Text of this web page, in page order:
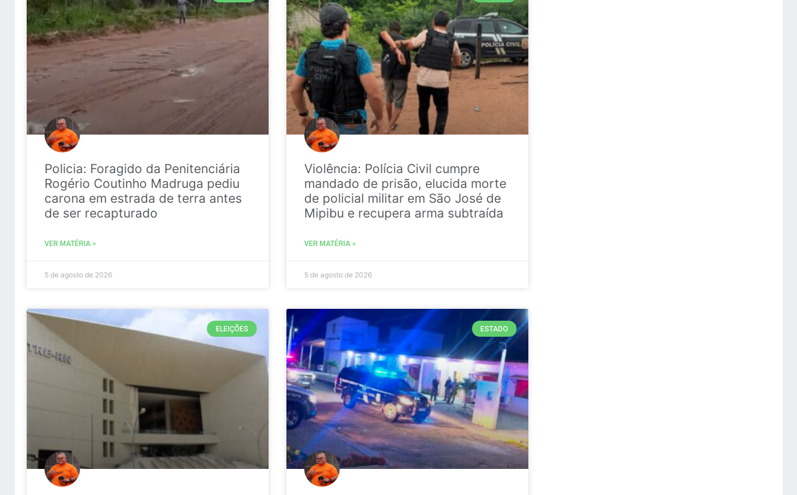
Policia: Foragido da Penitenciária
Rogério Coutinho Madruga pediu
carona em estrada de terra antes
de ser recapturado
VER MATÉRIA »
5 de agosto de 2026
Violência: Polícia Civil cumpre
mandado de prisão, elucida morte
de policial militar em São José de
Mipibu e recupera arma subtraída
VER MATÉRIA »
5 de agosto de 2026
ELEIÇÕES ESTADO